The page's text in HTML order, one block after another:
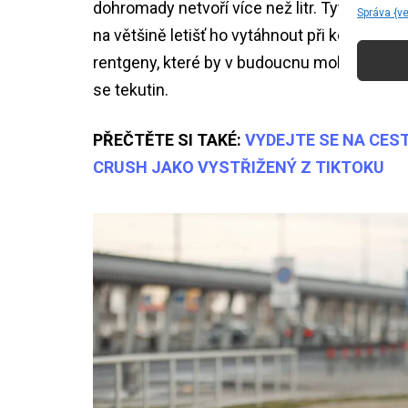
Správa
dohromady netvoří více než litr. Tyto
na většině letišť ho vytáhnout při kontrole
rentgeny, které by v budoucnu mohly
se tekutin.
PŘEČTĚTE SI TAKÉ: VYDEJTE SE NA
CRUSH JAKO VYSTŘIŽENÝ Z TIKTOKU